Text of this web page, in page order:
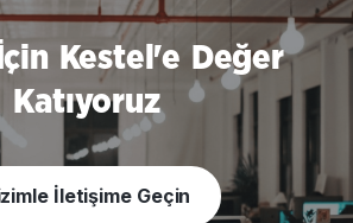
Kestel'e Değer
Katıyoruz
İletişime Geçin